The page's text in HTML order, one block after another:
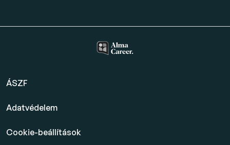
ÁSZF
Adatvédelem
Cookie-beállítások